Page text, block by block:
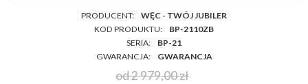
PRODUCENT:
WĘC - TWÓJ JUBILER
KOD PRODUKTU:
BP-2110ZB
SERIA:
BP-21
GWARANCJA:
GWARANCJA
od 2 979,00 zł